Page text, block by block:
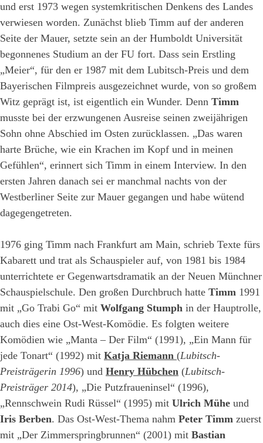
und erst 1973 wegen systemkritischen Denkens des Landes
verwiesen worden. Zunächst blieb Timm auf der anderen
Seite der Mauer, setzte sein an der Humboldt Universität
begonnenes Studium an der FU fort. Dass sein Erstling
„Meier“, für den er 1987 mit dem Lubitsch-Preis und dem
Bayerischen Filmpreis ausgezeichnet wurde, von so großem
Witz geprägt ist, ist eigentlich ein Wunder. Denn Timm
musste bei der erzwungenen Ausreise seinen zweijährigen
Sohn ohne Abschied im Osten zurücklassen. „Das waren
harte Brüche, wie ein Krachen im Kopf und in meinen
Gefühlen“, erinnert sich Timm in einem Interview. In den
ersten Jahren danach sei er manchmal nachts von der
Westberliner Seite zur Mauer gegangen und habe wütend
dagegengetreten.
1976 ging Timm nach Frankfurt am Main, schrieb Texte fürs
Kabarett und trat als Schauspieler auf, von 1981 bis 1984
unterrichtete er Gegenwartsdramatik an der Neuen Münchner
Schauspielschule. Den großen Durchbruch hatte Timm 1991
mit „Go Trabi Go“ mit Wolfgang Stumph in der Hauptrolle,
auch dies eine Ost-West-Komödie. Es folgten weitere
Komödien wie „Manta – Der Film“ (1991), „Ein Mann für
jede Tonart“ (1992) mit Katja Riemann (Lubitsch-
Preisträgerin 1996) und Henry Hübchen (Lubitsch-
Preisträger 2014), „Die Putzfraueninsel“ (1996),
„Rennschwein Rudi Rüssel“ (1995) mit Ulrich Mühe und
Iris Berben. Das Ost-West-Thema nahm Peter Timm zuerst
mit „Der Zimmerspringbrunnen“ (2001) mit Bastian